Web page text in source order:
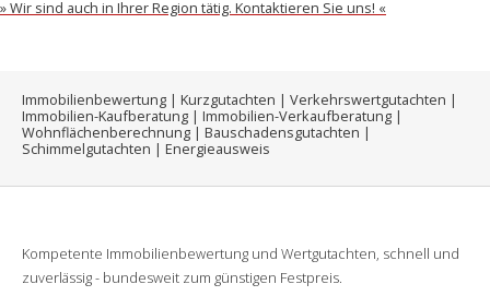
» Wir sind auch in Ihrer Region tätig. Kontaktieren Sie uns! «
Immobilienbewertung | Kurzgutachten | Verkehrswertgutachten |
Immobilien-Kaufberatung | Immobilien-Verkaufberatung |
Wohnflächenberechnung | Bauschadensgutachten |
Schimmelgutachten | Energieausweis
Kompetente Immobilienbewertung und Wertgutachten, schnell und
zuverlässig - bundesweit zum günstigen Festpreis.